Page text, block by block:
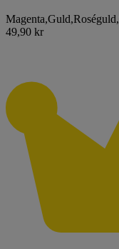
Magenta,Guld,Roséguld,
49,90 kr